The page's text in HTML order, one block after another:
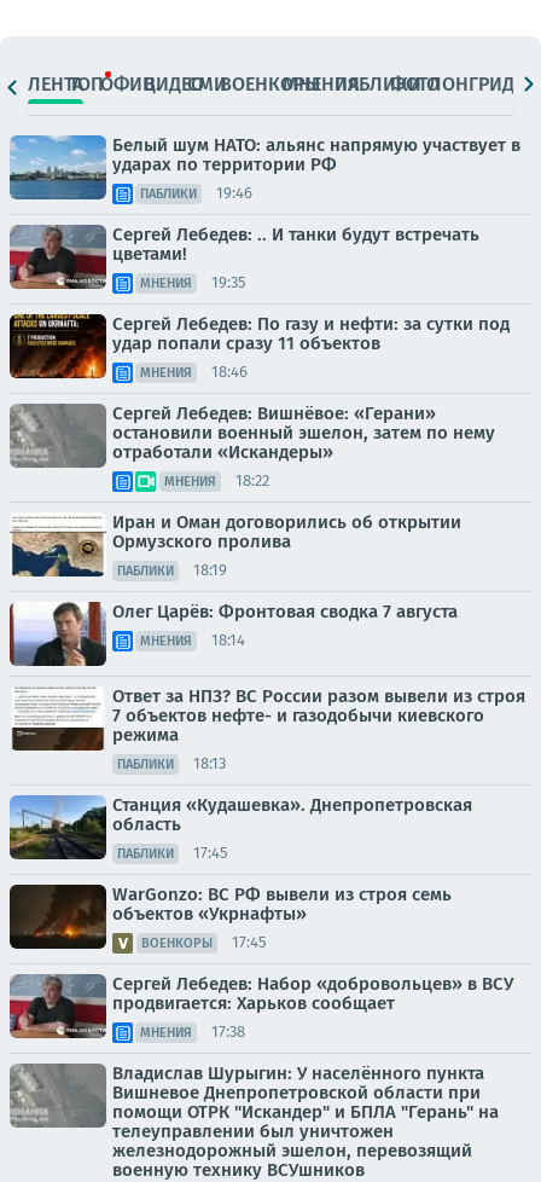
ЛЕНТАТОПОФИЦ.ВИДЕОСМИВОЕНКОРЫМНЕНИЯПАБЛИКИ
ФОТОЛОНГРИДЫ
Белый шум НАТО: альянс напрямую участвует в
ударах по территории РФ
ПАБЛИКИ 19:46
Сергей Лебедев: .. И танки будут встречать
цветами!
МНЕНИЯ 19:35
Сергей Лебедев: По газу и нефти: за сутки под
удар попали сразу 11 объектов
МНЕНИЯ 18:46
Сергей Лебедев: Вишнёвое: «Герани»
остановили военный эшелон, затем по нему
отработали «Искандеры»
МНЕНИЯ 18:22
Иран и Оман договорились об открытии
Ормузского пролива
ПАБЛИКИ 18:19
Олег Царёв: Фронтовая сводка 7 августа
МНЕНИЯ 18:14
Ответ за НПЗ? ВС России разом вывели из строя
7 объектов нефте- и газодобычи киевского
режима
ПАБЛИКИ 18:13
Станция «Кудашевка». Днепропетровская
область
ПАБЛИКИ 17:45
WarGonzo: ВС РФ вывели из строя семь
объектов «Укрнафты»
ВОЕНКОРЫ 17:45
Сергей Лебедев: Набор «добровольцев» в ВСУ
продвигается: Харьков сообщает
МНЕНИЯ 17:38
Владислав Шурыгин: У населённого пункта
Вишневое Днепропетровской области при
помощи ОТРК "Искандер" и БПЛА "Герань" на
телеуправлении был уничтожен
железнодорожный эшелон, перевозящий
военную технику ВСУшников